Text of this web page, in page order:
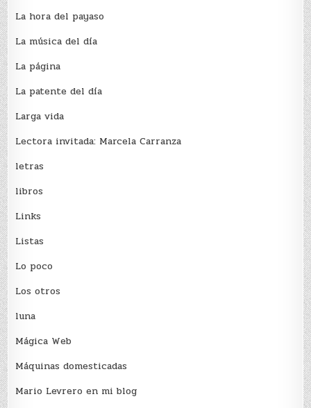
La hora del payaso
La música del día
La página
La patente del día
Larga vida
Lectora invitada: Marcela Carranza
letras
libros
Links
Listas
Lo poco
Los otros
luna
Mágica Web
Máquinas domesticadas
Mario Levrero en mi blog